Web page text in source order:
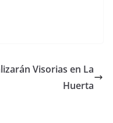
Visorias en La
Huerta